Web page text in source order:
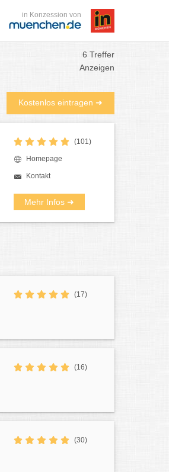
in Konzession von
6 Treffer
Anzeigen
Kostenlos eintragen ➜
(101)
Homepage
Kontakt
Mehr Infos ➜
(17)
(16)
(30)